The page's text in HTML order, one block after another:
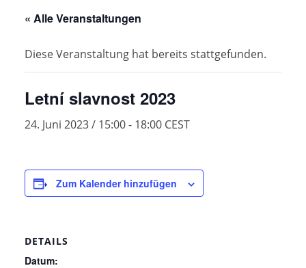
« Alle Veranstaltungen
Diese Veranstaltung hat bereits stattgefunden.
Letní slavnost 2023
24. Juni 2023 / 15:00- 18:00 CEST
Zum Kalender hinzufügen
DETAILS
Datum: